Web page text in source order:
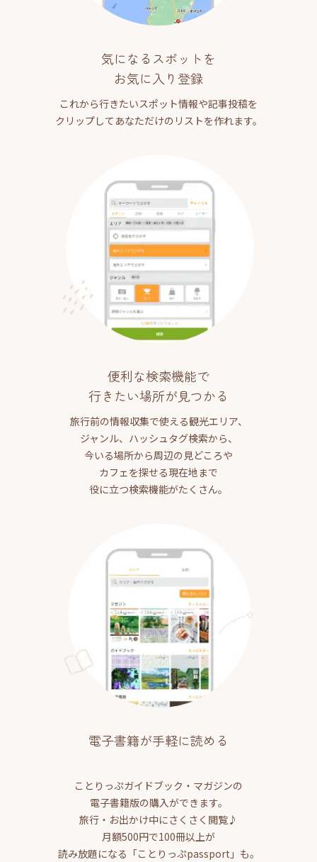
気になるスポットを
お気に入り登録
これから行きたいスポット情報や記事投稿を
クリップしてあなただけのリストを作れます。
便利な検索機能で
行きたい場所が見つかる
旅行前の情報収集で使える観光エリア、
ジャンル、ハッシュタグ検索から、
今いる場所から周辺の見どころや
カフェを探せる現在地まで
役に立つ検索機能がたくさん。
電子書籍が手軽に読める
ことりっぷガイドブック・マガジンの
電子書籍版の購入ができます。
旅行・お出かけ中にさくさく閲覧♪
月額500円で100冊以上が
読み放題になる「ことりっぷpassport」も。